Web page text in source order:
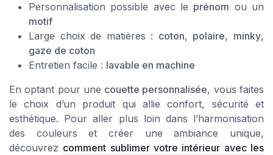
Personnalisation possible avec le prénom ou un
motif
Large choix de matières : coton, polaire, minky,
gaze de coton
Entretien facile : lavable en machine
En optant pour une couette personnalisée, vous faites
le choix d’un produit qui allie confort, sécurité et
esthétique. Pour aller plus loin dans l’harmonisation
des couleurs et créer une ambiance unique,
découvrez comment sublimer votre intérieur avec les